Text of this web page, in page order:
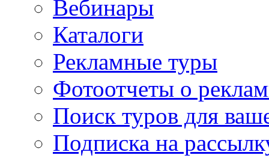
Вебинары
Каталоги
Рекламные туры
Фотоотчеты о
Поиск туров для
Подписка на